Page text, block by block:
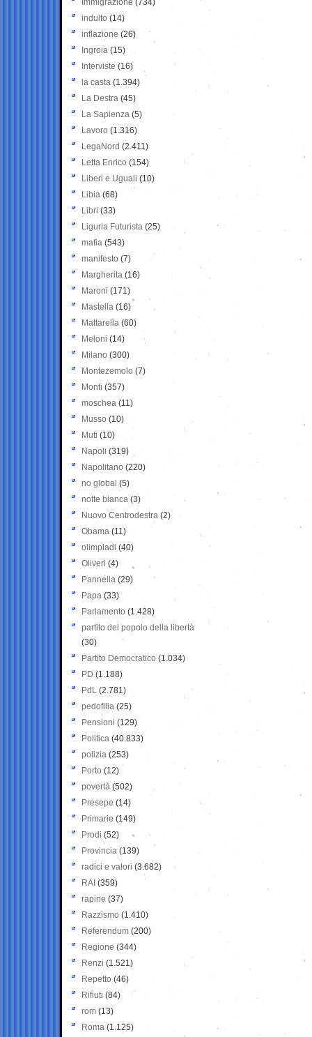
Immigrazione (734)
indulto (14)
inflazione (26)
Ingroia (15)
Interviste (16)
la casta (1.394)
La Destra (45)
La Sapienza (5)
Lavoro (1.316)
LegaNord (2.411)
Letta Enrico (154)
Liberi e Uguali (10)
Libia (68)
Libri (33)
Liguria Futurista (25)
mafia (543)
manifesto (7)
Margherita (16)
Maroni (171)
Mastella (16)
Mattarella (60)
Meloni (14)
Milano (300)
Montezemolo (7)
Monti (357)
moschea (11)
Musso (10)
Muti (10)
Napoli (319)
Napolitano (220)
no global (5)
notte bianca (3)
Nuovo Centrodestra (2)
Obama (11)
olimpiadi (40)
Oliveri (4)
Pannella (29)
Papa (33)
Parlamento (1.428)
partito del popolo della libertà
(30)
Partito Democratico (1.034)
PD (1.188)
PdL (2.781)
pedofilia (25)
Pensioni (129)
Politica (40.833)
polizia (253)
Porto (12)
povertà (502)
Presepe (14)
Primarie (149)
Prodi (52)
Provincia (139)
radici e valori (3.682)
RAI (359)
rapine (37)
Razzismo (1.410)
Referendum (200)
Regione (344)
Renzi (1.521)
Repetto (46)
Rifiuti (84)
rom (13)
Roma (1.125)